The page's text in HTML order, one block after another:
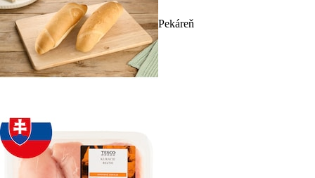
Pekáreň